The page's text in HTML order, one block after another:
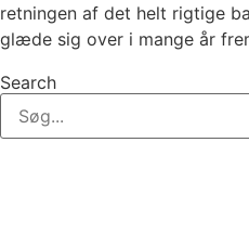
retningen af det helt rigtige
glæde sig over i mange år
Search